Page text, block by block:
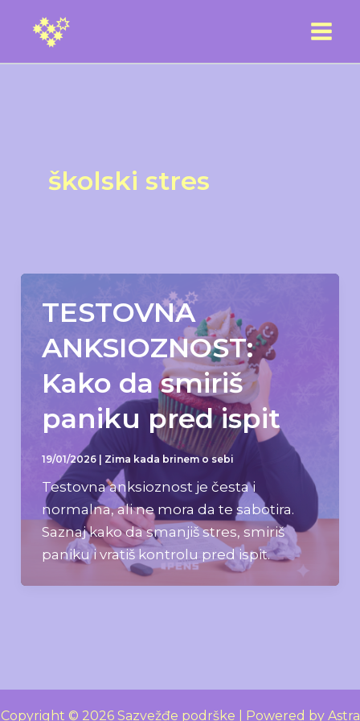
školski stres
TESTOVNA
ANKSIOZNOST:
Kako da smiriš
paniku pred ispit
19/01/2026 Zima kada brinem o sebi
Testovna anksioznost je česta i
normalna, ali ne mora da te sabotira.
Saznaj kako da smanjiš stres, smiriš
paniku i vratiš kontrolu pred ispit.
Copyright © 2026 Sazvežđe podrške | Powered by Astra